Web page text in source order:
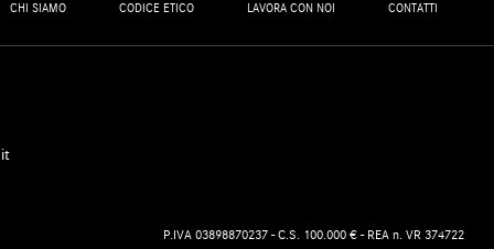
CHI SIAMO CODICE ETICO LAVORA CON NOI CONTATTI
P.IVA 03898870237 - C.S. 100.000 € - REA n. VR 374722